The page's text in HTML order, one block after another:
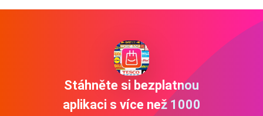
Stáhněte si bezplatnou
aplikaci s více než 1000